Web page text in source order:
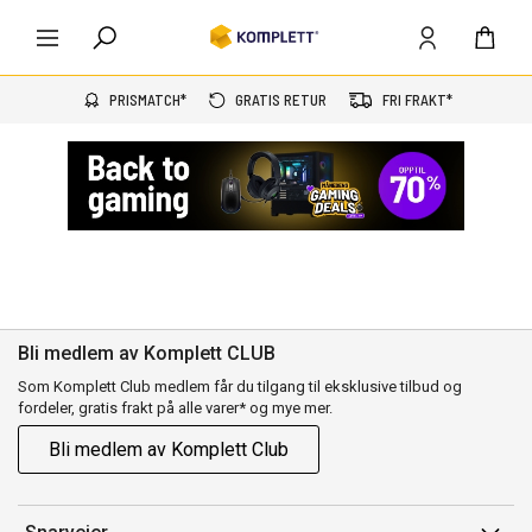
PRISMATCH* GRATIS RETUR FRI FRAKT*
Bli medlem av Komplett CLUB
Som Komplett Club medlem får du tilgang til eksklusive tilbud og
fordeler, gratis frakt på alle varer* og mye mer.
Bli medlem av Komplett Club